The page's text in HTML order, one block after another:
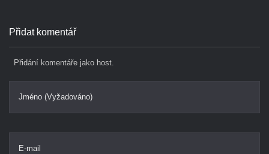
Přidat komentář
Přidání komentáře jako host.
Jméno (Vyžadováno)
E-mail